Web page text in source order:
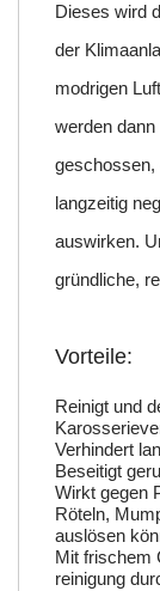
Dieses wird
der
modrigen
werden
geschossen,
langzeitig
auswirken.
gründliche,
Vorteile:
Reinigt und
Verhindert
Beseitigt
Wirkt gegen
Röteln,
auslösen
Mit frischem
reinigung